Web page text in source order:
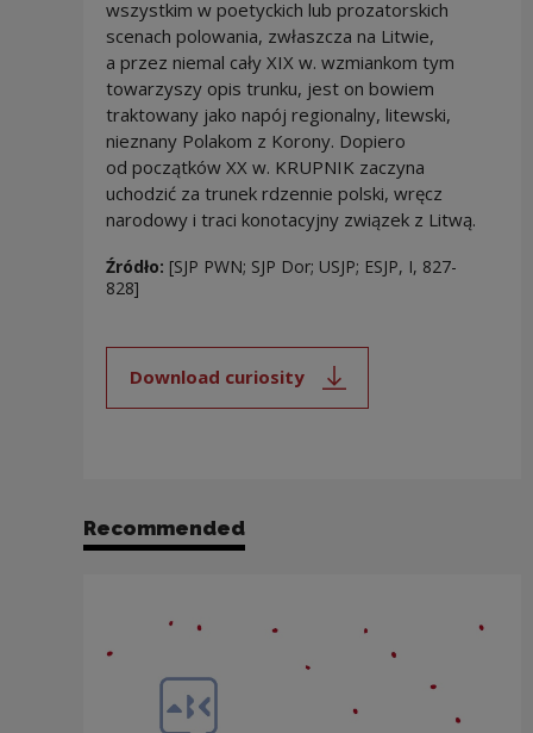
wszystkim w poetyckich lub prozatorskich
scenach polowania, zwłaszcza na Litwie,
a przez niemal cały XIX w. wzmiankom tym
towarzyszy opis trunku, jest on bowiem
traktowany jako napój regionalny, litewski,
nieznany Polakom z Korony. Dopiero
od początków XX w. KRUPNIK zaczyna
uchodzić za trunek rdzennie polski, wręcz
narodowy i traci konotacyjny związek z Litwą.
Źródło: [SJP PWN; SJP Dor; USJP; ESJP, I, 827-
828]
Download curiosity
Note, the link will open in a new
Recommended